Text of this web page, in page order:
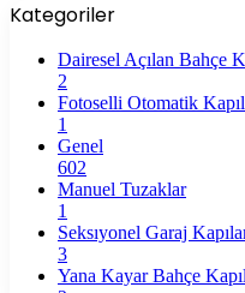
Kategoriler
Dairesel Açılan Bahçe
2
Fotoselli Otomatik
1
Genel
602
Manuel Tuzaklar
1
Seksıyonel Garaj
3
Yana Kayar Bahçe